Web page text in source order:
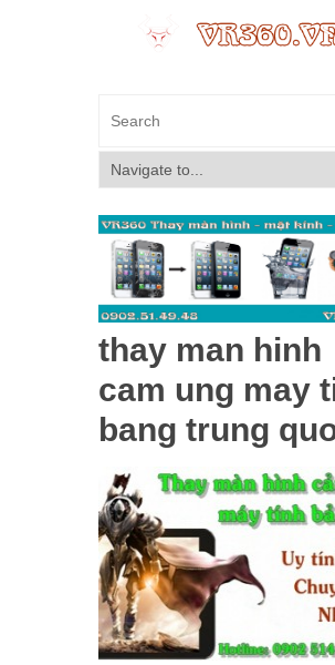
thay man hinh
cam ung may
bang trung